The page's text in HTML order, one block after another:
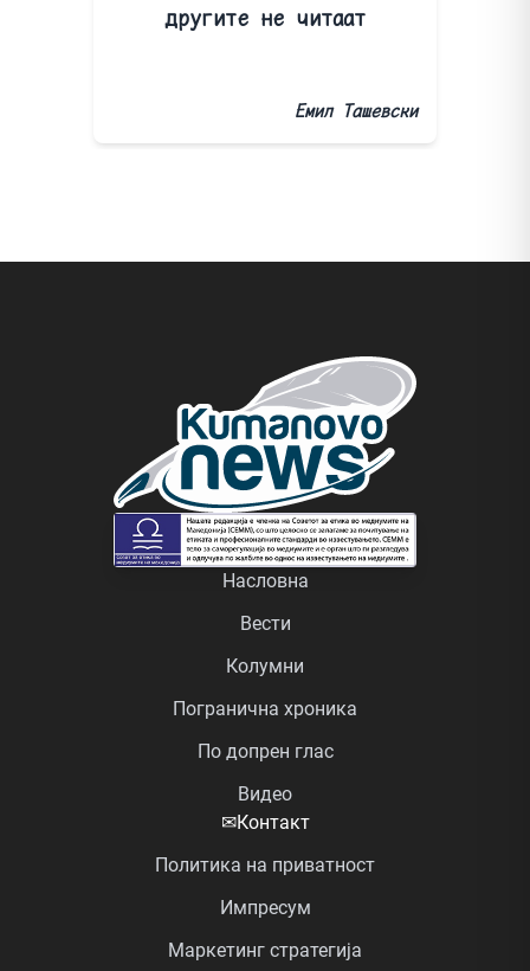
другите не читаат
Емил Ташевски
Насловна
Вести
Колумни
Погранична хроника
По допрен глас
Видео
✉Контакт
Политика на приватност
Импресум
Маркетинг стратегија